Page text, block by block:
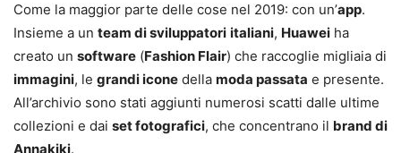
Come la maggior parte delle cose nel 2019: con un’app.
Insieme a un team di sviluppatori italiani, Huawei ha
creato un software (Fashion Flair) che raccoglie migliaia di
immagini, le grandi icone della moda passata e presente.
All’archivio sono stati aggiunti numerosi scatti dalle ultime
collezioni e dai set fotografici, che concentrano il brand di
Annakiki.